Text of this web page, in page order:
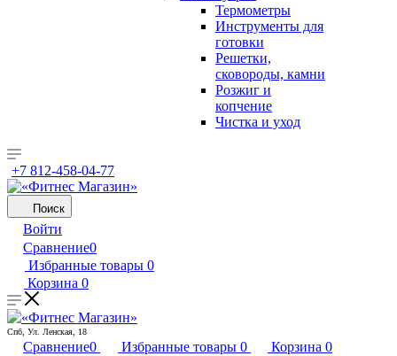
Термометры
Инструменты для
готовки
Решетки,
сковороды, камни
Розжиг и
копчение
Чистка и уход
+7 812-458-04-77
Поиск
Войти
Сравнение0
Избранные товары 0
Корзина 0
Спб, Ул. Ленская, 18
Сравнение0 Избранные товары 0 Корзина 0